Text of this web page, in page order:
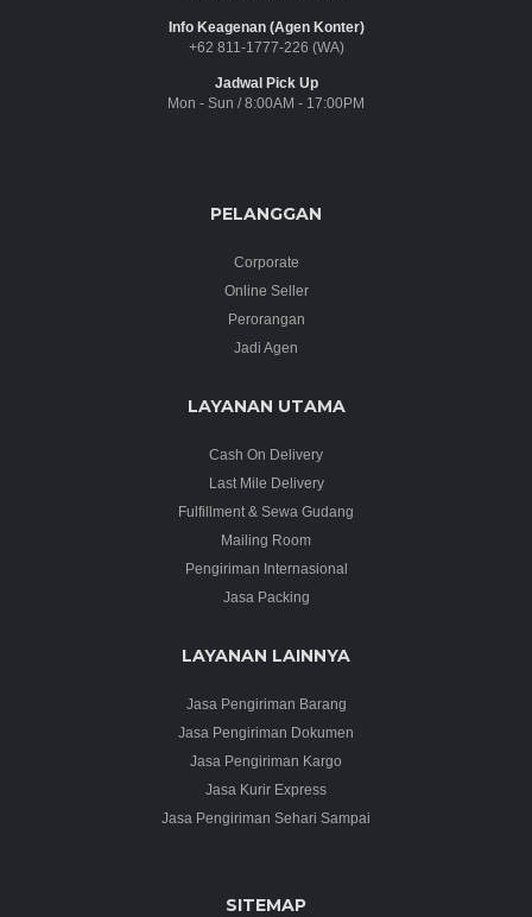
Info Keagenan (Agen Konter)
+62 811-1777-226 (WA)
Jadwal Pick Up
Mon - Sun / 8:00AM - 17:00PM
PELANGGAN
Corporate
Online Seller
Perorangan
Jadi Agen
LAYANAN UTAMA
Cash On Delivery
Last Mile Delivery
Fulfillment & Sewa Gudang
Mailing Room
Pengiriman Internasional
Jasa Packing
LAYANAN LAINNYA
Jasa Pengiriman Barang
Jasa Pengiriman Dokumen
Jasa Pengiriman Kargo
Jasa Kurir Express
Jasa Pengiriman Sehari Sampai
SITEMAP